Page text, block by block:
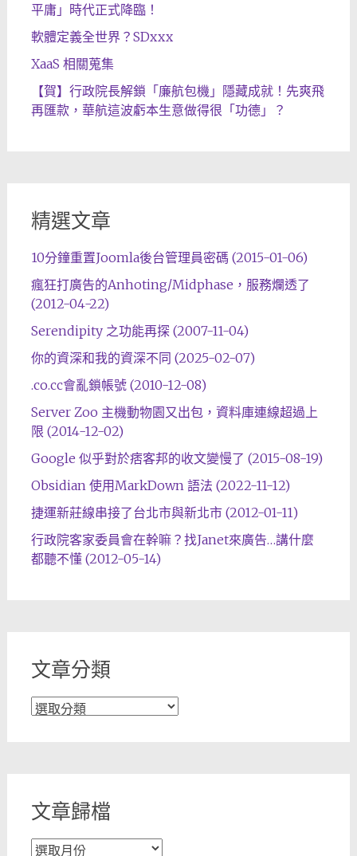
平庸」時代正式降臨！
軟體定義全世界？SDxxx
XaaS 相關蒐集
【賀】行政院長解鎖「廉航包機」隱藏成就！先爽飛
再匯款，華航這波虧本生意做得很「功德」？
精選文章
10分鐘重置Joomla後台管理員密碼 (2015-01-06)
瘋狂打廣告的Anhoting/Midphase，服務爛透了
(2012-04-22)
Serendipity 之功能再探 (2007-11-04)
你的資深和我的資深不同 (2025-02-07)
.co.cc會亂鎖帳號 (2010-12-08)
Server Zoo 主機動物園又出包，資料庫連線超過上
限 (2014-12-02)
Google 似乎對於痞客邦的收文變慢了 (2015-08-19)
Obsidian 使用MarkDown 語法 (2022-11-12)
捷運新莊線串接了台北市與新北市 (2012-01-11)
行政院客家委員會在幹嘛？找Janet來廣告…講什麼
都聽不懂 (2012-05-14)
文章分類
文
文章歸檔
文